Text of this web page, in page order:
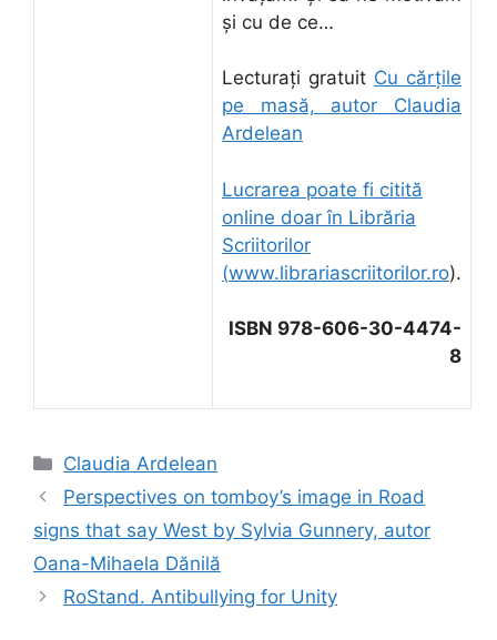
și cu de ce…
Lecturați gratuit Cu cărțile
pe masă, autor Claudia
Ardelean
Lucrarea poate fi citită
online doar în Librăria
Scriitorilor
(www.librariascriitorilor.ro).
ISBN 978-606-30-4474-
8
Categorii
Claudia Ardelean
Perspectives on tomboy’s image in Road
signs that say West by Sylvia Gunnery, autor
Oana-Mihaela Dănilă
RoStand. Antibullying for Unity